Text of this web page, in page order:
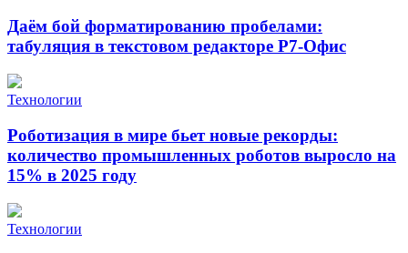
Даём бой форматированию пробелами:
табуляция в текстовом редакторе Р7-Офис
Технологии
Роботизация в мире бьет новые рекорды:
количество промышленных роботов выросло на
15% в 2025 году
Технологии